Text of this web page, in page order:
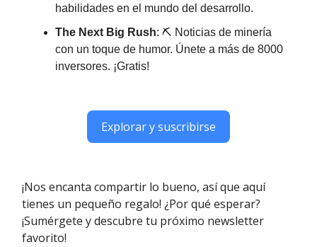
habilidades en el mundo del desarrollo.
The Next Big Rush: ⛏ Noticias de minería
con un toque de humor. Únete a más de 8000
inversores. ¡Gratis!
Explorar y suscribirse
¡Nos encanta compartir lo bueno, así que aquí
tienes un pequeño regalo! ¿Por qué esperar?
¡Sumérgete y descubre tu próximo newsletter
favorito!